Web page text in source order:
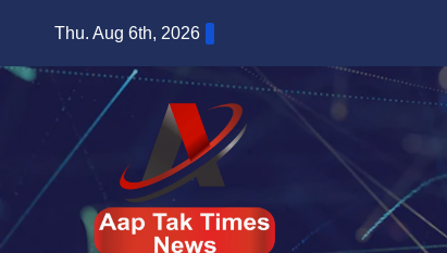
content
Thu. Aug 6th, 2026